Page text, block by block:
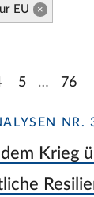
EU ×
5 … 76
NR.
Krieg